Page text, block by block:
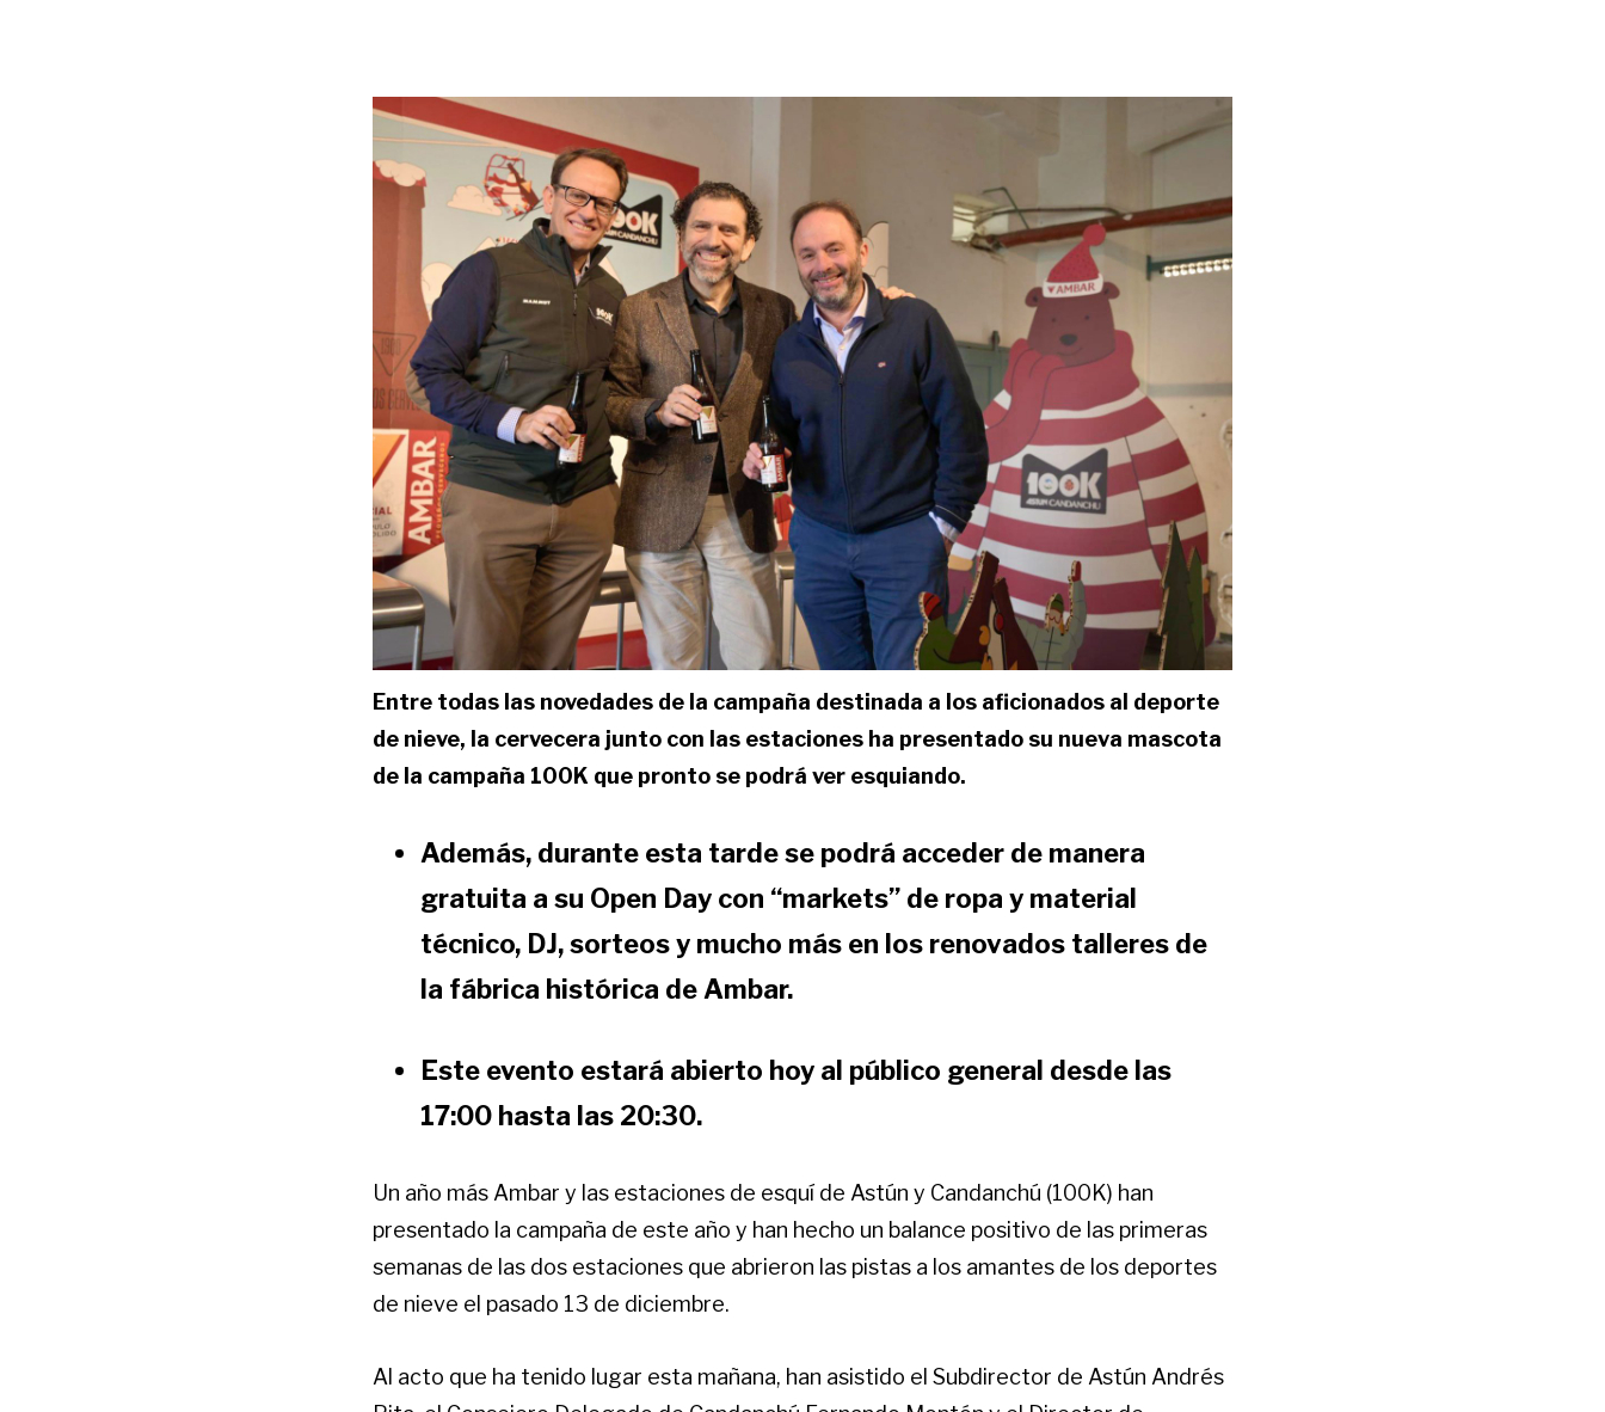
Entre todas las novedades de la campaña destinada a los aficionados al deporte
de nieve, la cervecera junto con las estaciones ha presentado su nueva mascota
de la campaña 100K que pronto se podrá ver esquiando.
Además, durante esta tarde se podrá acceder de manera
gratuita a su Open Day con “markets” de ropa y material
técnico, DJ, sorteos y mucho más en los renovados talleres de
la fábrica histórica de Ambar.
Este evento estará abierto hoy al público general desde las
17:00 hasta las 20:30.
Un año más Ambar y las estaciones de esquí de Astún y Candanchú (100K) han
presentado la campaña de este año y han hecho un balance positivo de las primeras
semanas de las dos estaciones que abrieron las pistas a los amantes de los deportes
de nieve el pasado 13 de diciembre.
Al acto que ha tenido lugar esta mañana, han asistido el Subdirector de Astún Andrés